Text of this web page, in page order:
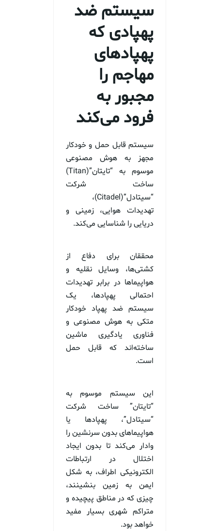
سیستم ضد
پهپادی که
پهپادهای
مهاجم را
مجبور به
فرود می‌کند
سیستم قابل حمل و خودکار
مجهز به هوش مصنوعی
موسوم به “تایتان”(Titan)
ساخت شرکت
“سیتادل”(Citadel)،
تهدیدات هوایی، زمینی و
دریایی را شناسایی می‌کند.
محققان برای دفاع از
کشتی‌ها، وسایل نقلیه و
هواپیماها در برابر تهدیدات
احتمالی پهپادها، یک
سیستم ضد پهپاد خودکار
متکی به هوش مصنوعی و
فناوری یادگیری ماشین
ساخته‌اند که قابل حمل
است.
این سیستم موسوم به
“تایتان” ساخت شرکت
“سیتادل”، پهپادها یا
هواپیماهای بدون سرنشین را
وادار می‌کند تا بدون ایجاد
اختلال در ارتباطات
الکترونیکی اطراف، به شکل
ایمن به زمین بنشینند،
چیزی که در مناطق پیچیده و
متراکم شهری بسیار مفید
خواهد بود.